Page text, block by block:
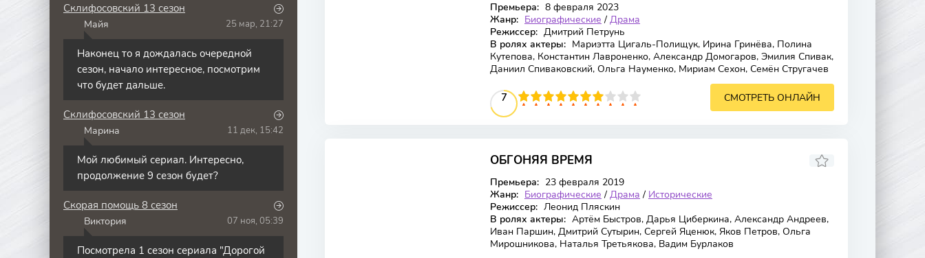
Премьера: 8 февраля 2023
Жанр: Биографические / Драма
Режиссер: Дмитрий Петрунь
В ролях актеры: Мариэтта Цигаль-Полищук, Ирина Гринёва, Полина
Кутепова, Константин Лавроненко, Александр Домогаров, Эмилия Спивак,
Даниил Спиваковский, Ольга Науменко, Мириам Сехон, Семён Стругачев
7
4 5 6 7 8 9 10 СМОТРЕТЬ ОНЛАЙН
ОБГОНЯЯ ВРЕМЯ
Премьера: 23 февраля 2019
Жанр: Биографические / Драма / Исторические
Режиссер: Леонид Пляскин
В ролях актеры: Артём Быстров, Дарья Циберкина, Александр Андреев,
Иван Паршин, Дмитрий Сутырин, Сергей Яценюк, Яков Петров, Ольга
Мирошникова, Наталья Третьякова, Вадим Бурлаков
Склифосовский 13 сезон
Майя 25 мар, 21:27
Наконец то я дождалась очередной
сезон, начало интересное, посмотрим
что будет дальше.
Склифосовский 13 сезон
Марина 11 дек, 15:42
Мой любимый сериал. Интересно,
продолжение 9 сезон будет?
Скорая помощь 8 сезон
Виктория 07 ноя, 05:39
Посмотрела 1 сезон сериала "Дорогой